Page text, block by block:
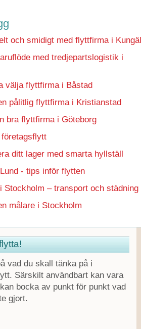
och smidigt med flyttfirma i
med tredjepartslogistik i
välja flyttfirma i Båstad
pålitlig flyttfirma i Kristianstad
bra flyttfirma i Göteborg
företagsflytt
ditt lager med smarta hyllställ
- tips inför flytten
Stockholm – transport och städning
målare i Stockholm
vad du skall tänka på i
Särskilt användbart kan vara
bocka av punkt för punkt vad
gjort.